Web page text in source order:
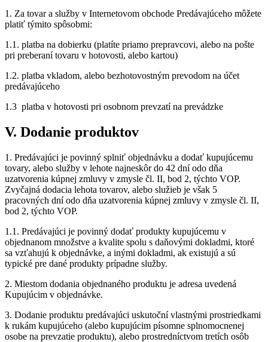
1. Za tovar a služby v Internetovom obchode Predávajúceho môžete
platiť týmito spôsobmi:
1.1. platba na dobierku (platíte priamo prepravcovi, alebo na pošte
pri preberaní tovaru v hotovosti, alebo kartou)
1.2. platba vkladom, alebo bezhotovostným prevodom na účet
predávajúceho
1.3 platba v hotovosti pri osobnom prevzatí na prevádzke
V. Dodanie produktov
1. Predávajúci je povinný splniť objednávku a dodať kupujúcemu
tovary, alebo služby v lehote najneskôr do 42 dní odo dňa
uzatvorenia kúpnej zmluvy v zmysle čl. II, bod 2, týchto VOP.
Zvyčajná dodacia lehota tovarov, alebo služieb je však 5
pracovných dní odo dňa uzatvorenia kúpnej zmluvy v zmysle čl. II,
bod 2, týchto VOP.
1.1. Predávajúci je povinný dodať produkty kupujúcemu v
objednanom množstve a kvalite spolu s daňovými dokladmi, ktoré
sa vzťahujú k objednávke, a inými dokladmi, ak existujú a sú
typické pre dané produkty prípadne služby.
2. Miestom dodania objednaného produktu je adresa uvedená
Kupujúcim v objednávke.
3. Dodanie produktu predávajúci uskutoční vlastnými prostriedkami
k rukám kupujúceho (alebo kupujúcim písomne splnomocnenej
osobe na prevzatie produktu), alebo prostredníctvom tretích osôb